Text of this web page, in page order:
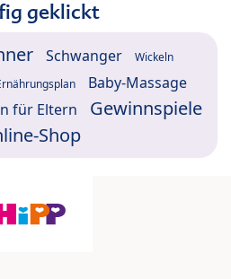
geklickt
Schwanger Wickeln
Baby-Massage
für Eltern
Gewinnspiele
Shop